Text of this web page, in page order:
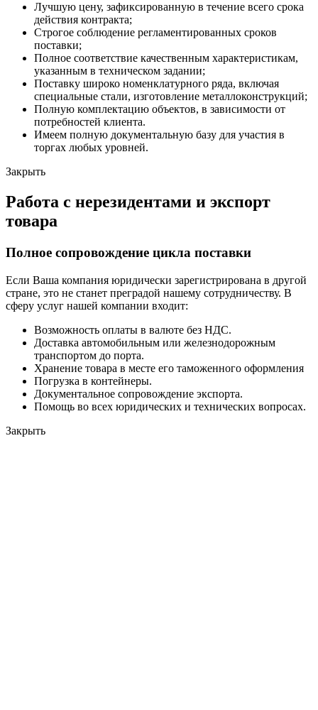
Лучшую цену, зафиксированную в течение всего срока
действия контракта;
Строгое соблюдение регламентированных сроков
поставки;
Полное соответствие качественным характеристикам,
указанным в техническом задании;
Поставку широко номенклатурного ряда, включая
специальные стали, изготовление металлоконструкций;
Полную комплектацию объектов, в зависимости от
потребностей клиента.
Имеем полную документальную базу для участия в
торгах любых уровней.
Закрыть
Работа с нерезидентами и экспорт
товара
Полное сопровождение цикла поставки
Если Ваша компания юридически зарегистрирована в другой
стране, это не станет преградой нашему сотрудничеству. В
сферу услуг нашей компании входит:
Возможность оплаты в валюте без НДС.
Доставка автомобильным или железнодорожным
транспортом до порта.
Хранение товара в месте его таможенного оформления
Погрузка в контейнеры.
Документальное сопровождение экспорта.
Помощь во всех юридических и технических вопросах.
Закрыть